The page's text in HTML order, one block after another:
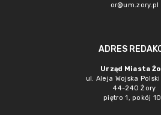
or@um.zory.pl
ADRES
Urząd Miasta
ul. Aleja Wojska
44-240 Żory
piętro 1, pokój